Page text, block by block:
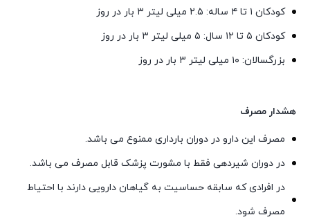
کودکان ۱ تا ۴ ساله: ۲.۵ میلی لیتر ۳ بار در روز
کودکان ۵ تا ۱۲ سال: ۵ میلی لیتر ۳ بار در روز
بزرگسالان: ۱۰ میلی لیتر ۳ بار در روز
هشدار مصرف
مصرف این دارو در دوران بارداری ممنوع می باشد.
در دوران شیردهی فقط با مشورت پزشک قابل مصرف می باشد.
در افرادی که سابقه حساسیت به گیاهان دارویی دارند با احتیاط
مصرف شود.